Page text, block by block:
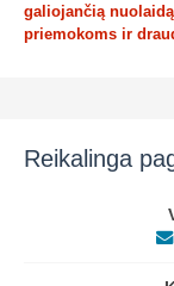
galiojančią
priemokoms ir
Reikalinga